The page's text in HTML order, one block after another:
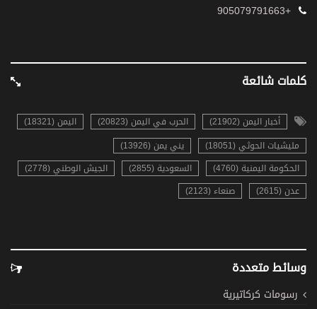
+905079791663
كلمات شائعة
أخبار اليمن (21902) الحرب في اليمن (20823)
اليمن (18321)
مليشيات الحوثي (18051)
يني يمن (13926)
الحكومة اليمنية (4760)
السعودية (2855)
الجيش الوطني (2778)
عدن (2615)
صنعاء (2123)
وسائط متعددة
رسومات كركاتيرية